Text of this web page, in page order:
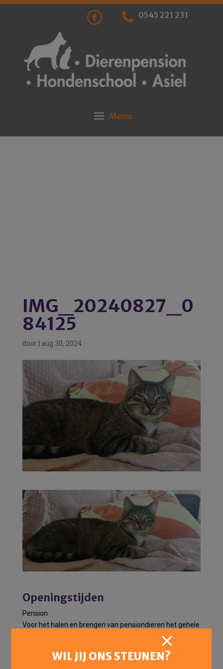
0545 221 231
IMG_20240827_0
84125
door aug 30, 2024
Openingstijden
Pension
Voor het halen en brengen van pensiondieren het gehele
Elke dag van de week:
WIL JIJ ONS STEUNEN?